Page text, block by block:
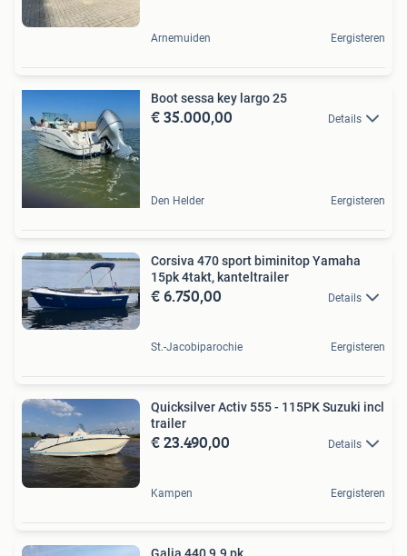
Arnemuiden Eergisteren
Boot sessa key largo 25
€ 35.000,00 Details
Den Helder Eergisteren
Corsiva 470 sport biminitop Yamaha
15pk 4takt, kanteltrailer
€ 6.750,00 Details
St.-Jacobiparochie Eergisteren
Quicksilver Activ 555 - 115PK Suzuki incl
trailer
€ 23.490,00 Details
Kampen Eergisteren